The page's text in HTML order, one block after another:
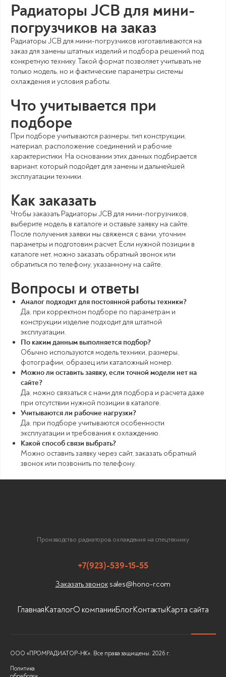
Радиаторы JCB для мини-
погрузчиков на заказ
Радиаторы JCB для мини-погрузчиков изготавливаются на
заказ для замены штатных изделий и подбора решений под
конкретную технику. Такой формат позволяет учитывать не
только модель, но и фактические параметры системы
охлаждения и условия работы.
Что учитывается при
подборе
При подборе учитываются размеры, тип конструкции,
материал, расположение соединений и рабочие
характеристики. На основании этих данных подбирается
вариант, который подойдет для замены и дальнейшей
эксплуатации техники.
Как заказать
Чтобы заказать Радиаторы JCB для мини-погрузчиков,
выберите модель в каталоге и оставьте заявку на сайте.
После получения заявки мы свяжемся с вами, уточним
параметры и подготовим расчет. Если нужной позиции в
каталоге нет, можно заказать обратный звонок или
обратиться по телефону, указанному на сайте.
Вопросы и ответы
Аналог подходит для постоянной работы техники?
Да, при корректном подборе по параметрам и
конструкции изделие подходит для штатной
эксплуатации.
По каким данным выполняется подбор?
Обычно используются модель техники, размеры,
фотографии, образец или каталожный номер.
Можно ли оставить заявку, если точной модели нет на
сайте?
Да, можно связаться с нами для подбора и расчета даже
при отсутствии нужной позиции в каталоге.
Учитываются ли рабочие нагрузки?
Да, при подборе учитываются особенности
эксплуатации и требования к охлаждению.
Какой способ связи выбрать?
Можно оставить заявку через сайт, заказать обратный
звонок или позвонить по телефону.
Производство радиаторов охлаждения на спецтехнику
ГлавнаяКаталогО компанииБлогКонтактыКарта сайта
+7(923)-539-15-55
Заказать звонок sales@hono-r.com
ООО «ПРОМРАДИАТОР-НК». Все права защищены. 2026 г.
Политика